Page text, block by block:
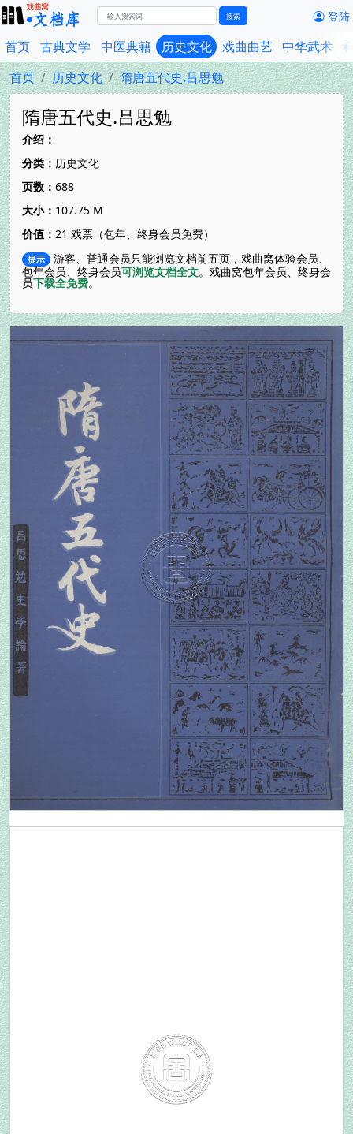
搜索 登陆
首页 古典文学 中医典籍 历史文化 戏曲曲艺 中华武术
首页
历史文化 隋唐五代史.吕思勉
隋唐五代史.吕思勉
介绍：
分类： 历史文化
页数： 688
大小： 107.75 M
价值： 21 戏票（包年、终身会员免费）
提示 游客、普通会员只能浏览文档前五页，戏曲窝体验会员、
包年会员、终身会员可浏览文档全文。戏曲窝包年会员、终身会
员下载全免费。